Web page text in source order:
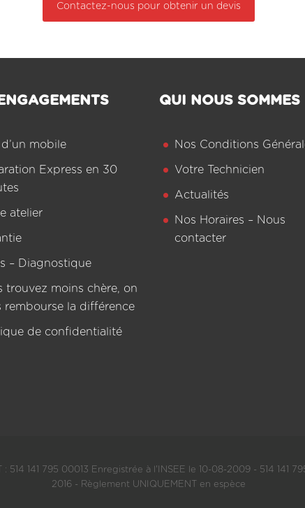
Contactez-nous pour obtenir un devis
mobile
Express en 30
atelier
– Diagnostique
trouvez moins chère, on
rembourse la différence
de confidentialité
QUI NOUS SOMMES
Nos Conditions
Votre Technicien
Actualités
Nos Horaires – Nous
contacter
141 795 00013 Enregistrée à l'INSEE le 10-08-2009 - 514 141
2016 - Règlement UNIQUEMENT en espèce